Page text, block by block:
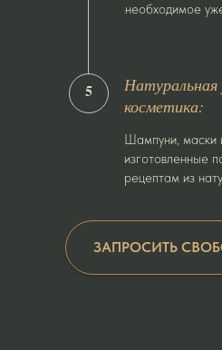
необходимое
Шампуни, маски
изготовленные
рецептам из
Натуральная
косметика:
5
ЗАПРОСИТЬ